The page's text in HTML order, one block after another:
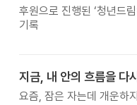
후원으로 진행된 ‘청년드
기록
요즘, 잠은 자는데 개운하